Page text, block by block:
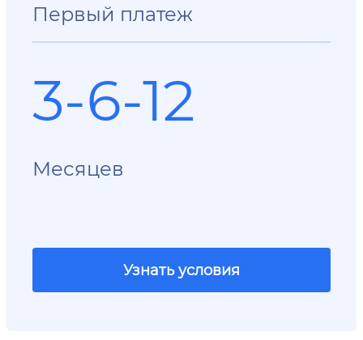
Первый платеж
3-6-12
Месяцев
Узнать условия